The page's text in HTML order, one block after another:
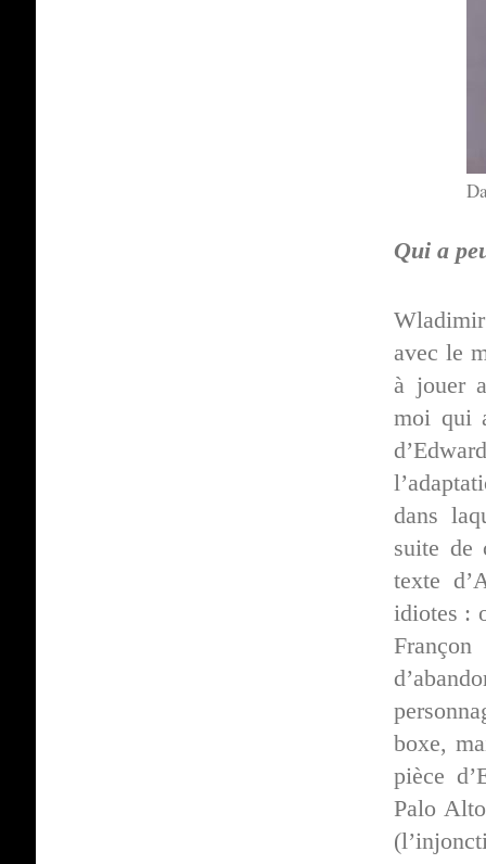
Qui a
avec le
à jouer
moi qui
dans
suite de
texte
idiotes :
boxe,
pièce
Palo